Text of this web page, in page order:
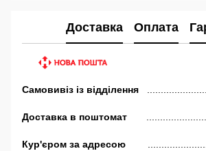
Доставка Оплата
Самовивіз із відділення
Доставка в поштомат
Кур'єром за адресою